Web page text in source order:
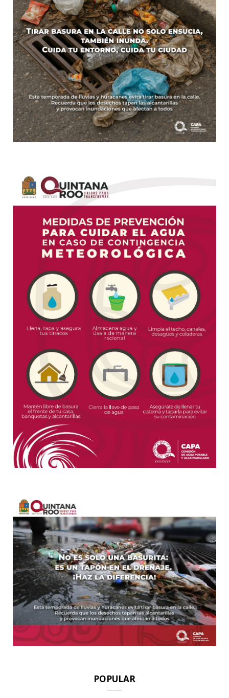
POPULAR